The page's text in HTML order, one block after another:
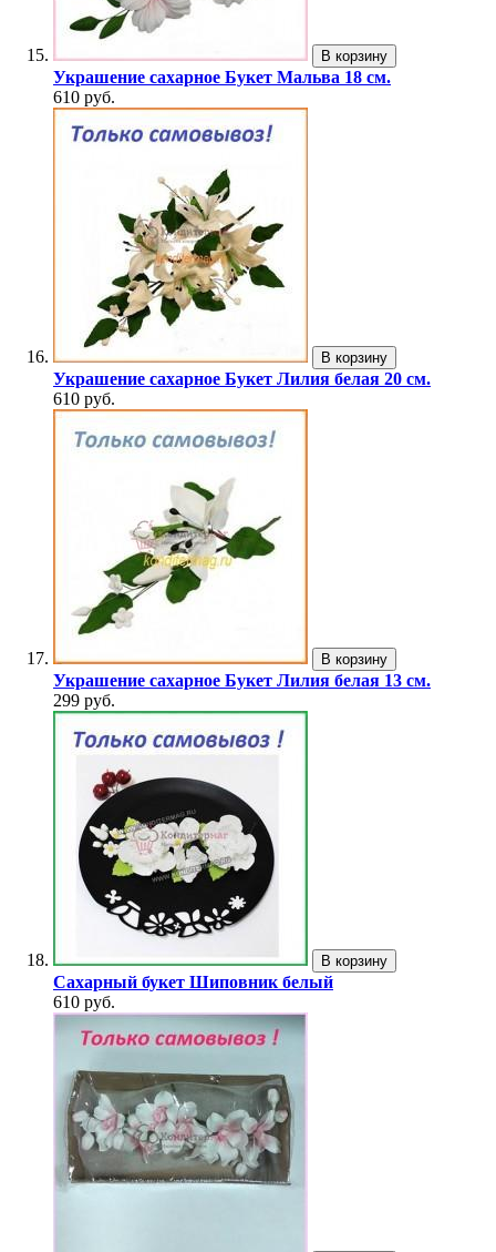
В корзину
Украшение сахарное Букет Мальва 18 см.
610 руб.
В корзину
Украшение сахарное Букет Лилия белая 20 см.
610 руб.
В корзину
Украшение сахарное Букет Лилия белая 13 см.
299 руб.
В корзину
Сахарный букет Шиповник белый
610 руб.